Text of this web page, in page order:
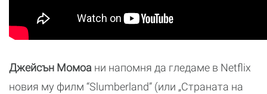
Джейсън Момоа ни напомня да гледаме в Netflix
новия му филм “Slumberland” (или „Страната на